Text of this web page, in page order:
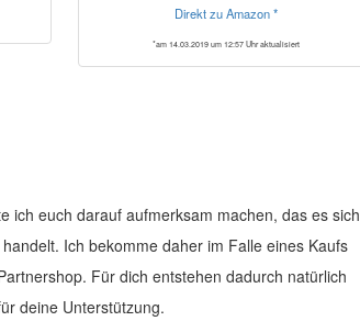
Direkt zu Amazon *
*am 14.03.2019 um 12:57 Uhr aktualisiert
ich euch darauf aufmerksam machen, das es sich
Ich bekomme daher im Falle eines Kaufs
Für dich entstehen dadurch natürlich
deine Unterstützung.